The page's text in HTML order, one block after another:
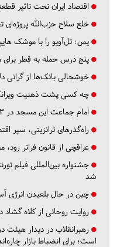
اقتصاد ایران تحت تاثیر
خلع سلاح حزب‌الله
یمن: تل‌آویو را با موشک
پنج درس‌ حمله به قطر برای
خوشحالی بانک‌ها از گرانی
چه کسی پشت ذهنیت ویرانگر
امام جماعت این مسجد در ۳ سال، نمازگزاران را ۴ برابر کرد
راه‌گذرهای ترانزیتی، سپر
عراقچی از قانون فراتر
جشنواره بین‌المللی فیلم
شد
چین در حال بلعیدن انرژی
روایت روحانی از کلاه گشاد
رهبرانقلاب در دیدار
است؛ برای انضباط بازار